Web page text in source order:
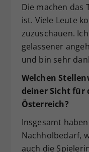
Die machen das
ist. Viele Leute
zuzuschauen.
gelassener
und bin sehr
Welchen
deiner Sicht für
Österreich?
Insgesamt
Nachholbedarf,
auch die